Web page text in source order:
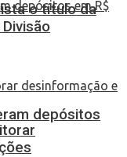
depósitos
o título da